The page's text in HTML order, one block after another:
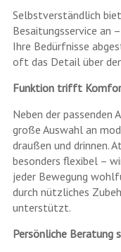
Selbstverständlich
Besaitungsservice an
Ihre Bedürfnisse
oft das Detail über
Funktion trifft
Neben der passenden
große Auswahl an
draußen und drinnen.
besonders flexibel –
jeder Bewegung
durch nützliches
unterstützt.
Persönliche